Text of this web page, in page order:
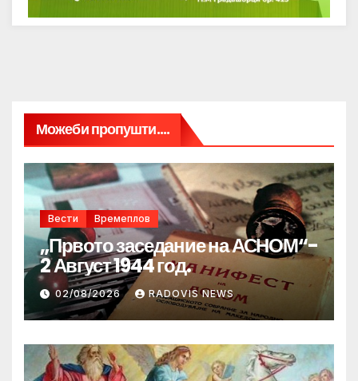
Можеби пропушти....
Вести Времеплов
„Првото заседание на АСНОМ“-
2 Август 1944 год.
02/08/2026 RADOVIS NEWS